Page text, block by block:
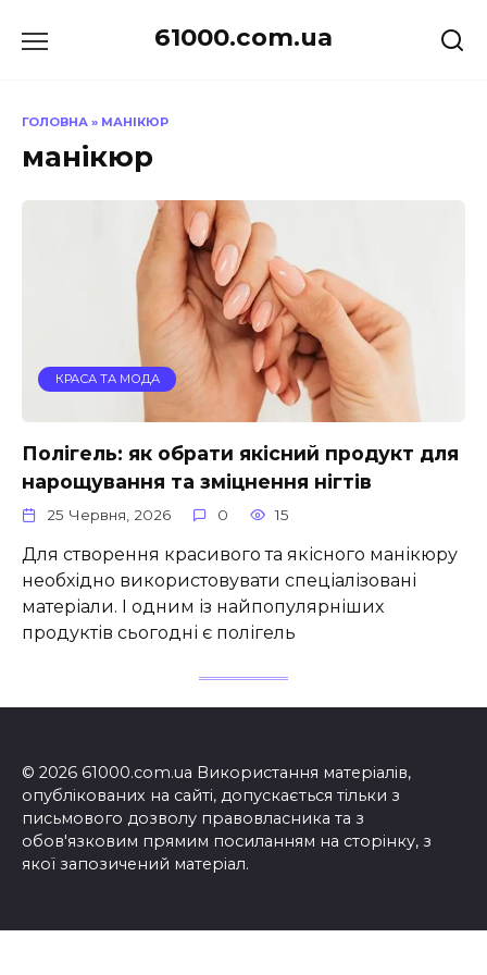
до
61000.com.ua
ГОЛОВНА » МАНІКЮР
манікюр
КРАСА ТА МОДА
Полігель: як обрати якісний продукт для
нарощування та зміцнення нігтів
25 Червня, 2026 0 15
Для створення красивого та якісного манікюру
необхідно використовувати спеціалізовані
матеріали. І одним із найпопулярніших
продуктів сьогодні є полігель
© 2026 61000.com.ua Використання матеріалів,
опублікованих на сайті, допускається тільки з
письмового дозволу правовласника та з
обов'язковим прямим посиланням на сторінку, з
якої запозичений матеріал.